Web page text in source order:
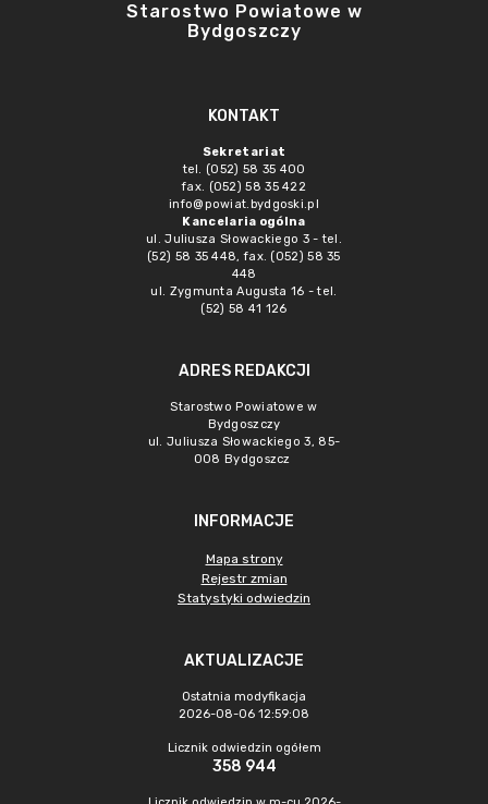
Starostwo Powiatowe w
Bydgoszczy
KONTAKT
Sekretariat
tel. (052) 58 35 400
fax. (052) 58 35 422
info@powiat.bydgoski.pl
Kancelaria ogólna
ul. Juliusza Słowackiego 3 - tel.
(52) 58 35 448, fax. (052) 58 35
448
ul. Zygmunta Augusta 16 - tel.
(52) 58 41 126
ADRES REDAKCJI
Starostwo Powiatowe w
Bydgoszczy
ul. Juliusza Słowackiego 3, 85-
008 Bydgoszcz
INFORMACJE
Mapa strony
Rejestr zmian
Statystyki odwiedzin
AKTUALIZACJE
Ostatnia modyfikacja
2026-08-06 12:59:08
Licznik odwiedzin ogółem
358 944